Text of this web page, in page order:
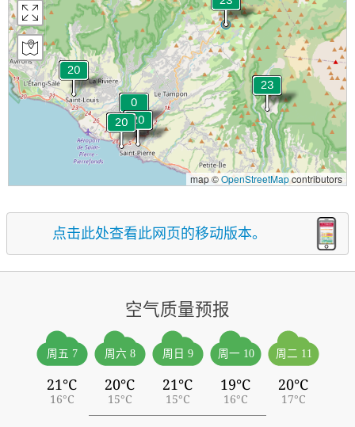
map ©OpenStreetMapcontributors
点击此处查看此网页的移动版本。
空气质量预报
周五 7
21°C
16°C
周六 8
20°C
15°C
周日 9
21°C
15°C
周一 10
19°C
16°C
周二 11
20°C
17°C